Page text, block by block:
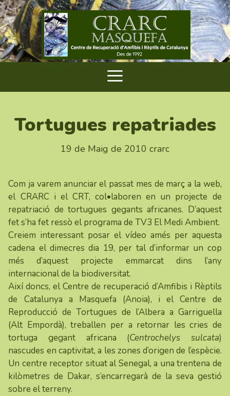
Tortugues repatriades
19 de Maig de 2010 crarc
Com ja varem anunciar el passat mes de març a la web,
el CRARC i el CRT, col•laboren en un projecte de
repatriació de tortugues gegants africanes. D’aquest
fet s’ha fet ressò el programa de TV3 El Medi Ambient.
Creiem interessant posar el vídeo amés per aquesta
cadena el dimecres dia 19, per tal d’informar un cop
més d’aquest projecte emmarcat dins l’any
internacional de la biodiversitat.
Així doncs, el Centre de recuperació d’Amfibis i Rèptils
de Catalunya a Masquefa (Anoia), i el Centre de
Reproducció de Tortugues de l’Albera a Garriguella
(Alt Empordà), treballen per a retornar les cries de
tortuga gegant africana (Centrochelys sulcata)
nascudes en captivitat, a les zones d’origen de l’espècie.
Un centre receptor situat al Senegal, a una trentena de
kilòmetres de Dakar, s’encarregarà de la seva gestió
sobre el terreny.